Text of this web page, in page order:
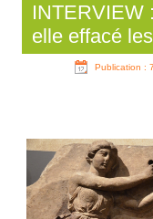
INTERVIEW
elle effacé
Publication :